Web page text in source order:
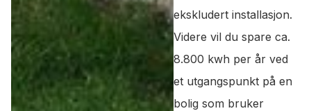
ekskludert installasjon.
Videre vil du spare ca.
8.800 kwh per år ved
et utgangspunkt på en
bolig som bruker